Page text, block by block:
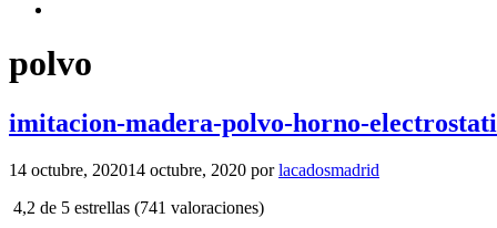
polvo
imitacion-madera-polvo-horno-
14 octubre, 202014 octubre, 2020 porlacadosmadrid
4,2 de 5 estrellas (741 valoraciones)